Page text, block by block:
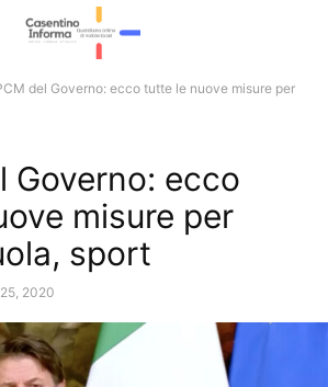
del Governo: ecco tutte le nuove misure per
Governo: ecco
misure per
sport
2020